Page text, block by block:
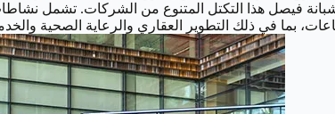
بما في ذلك التطوير العقاري والرعاية الصحية